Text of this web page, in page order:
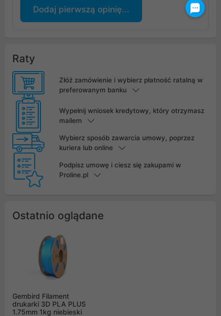
Dodaj pierwszą opinię...
Raty
Złóż zamówienie i wybierz płatność ratalną w
preferowanym banku
Wypełnij wniosek kredytowy, który otrzymasz
mailem
Wybierz sposób zawarcia umowy, poprzez
kuriera lub online
Podpisz umowę i ciesz się zakupami w
Proline.pl
Ostatnio oglądane
Gembird Filament
drukarki 3D PLA PLUS
1.75mm 1kg niebieski